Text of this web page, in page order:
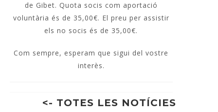
de Gibet. Quota socis com aportació
voluntària és de 35,00€. El preu per assistir
els no socis és de 35,00€.
Com sempre, esperam que sigui del vostre
interès.
<- TOTES LES NOTÍCIES